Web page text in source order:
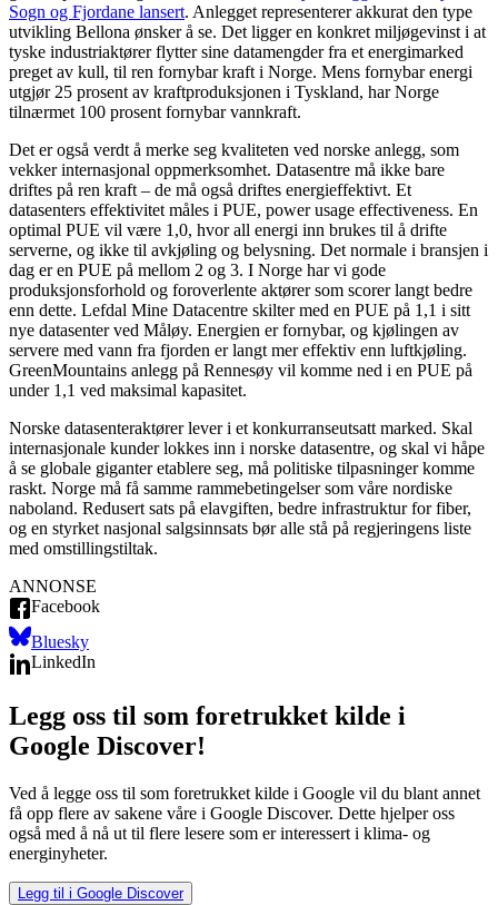
Sogn og Fjordane lansert. Anlegget representerer akkurat den type
utvikling Bellona ønsker å se. Det ligger en konkret miljøgevinst i at
tyske industriaktører flytter sine datamengder fra et energimarked
preget av kull, til ren fornybar kraft i Norge. Mens fornybar energi
utgjør 25 prosent av kraftproduksjonen i Tyskland, har Norge
tilnærmet 100 prosent fornybar vannkraft.
Det er også verdt å merke seg kvaliteten ved norske anlegg, som
vekker internasjonal oppmerksomhet. Datasentre må ikke bare
driftes på ren kraft – de må også driftes energieffektivt. Et
datasenters effektivitet måles i PUE, power usage effectiveness. En
optimal PUE vil være 1,0, hvor all energi inn brukes til å drifte
serverne, og ikke til avkjøling og belysning. Det normale i bransjen i
dag er en PUE på mellom 2 og 3. I Norge har vi gode
produksjonsforhold og foroverlente aktører som scorer langt bedre
enn dette. Lefdal Mine Datacentre skilter med en PUE på 1,1 i sitt
nye datasenter ved Måløy. Energien er fornybar, og kjølingen av
servere med vann fra fjorden er langt mer effektiv enn luftkjøling.
GreenMountains anlegg på Rennesøy vil komme ned i en PUE på
under 1,1 ved maksimal kapasitet.
Norske datasenteraktører lever i et konkurranseutsatt marked. Skal
internasjonale kunder lokkes inn i norske datasentre, og skal vi håpe
å se globale giganter etablere seg, må politiske tilpasninger komme
raskt. Norge må få samme rammebetingelser som våre nordiske
naboland. Redusert sats på elavgiften, bedre infrastruktur for fiber,
og en styrket nasjonal salgsinnsats bør alle stå på regjeringens liste
med omstillingstiltak.
ANNONSE
Facebook
Bluesky
LinkedIn
Legg oss til som foretrukket kilde i
Google Discover!
Ved å legge oss til som foretrukket kilde i Google vil du blant annet
få opp flere av sakene våre i Google Discover. Dette hjelper oss
også med å nå ut til flere lesere som er interessert i klima- og
energinyheter.
Legg til i Google Discover